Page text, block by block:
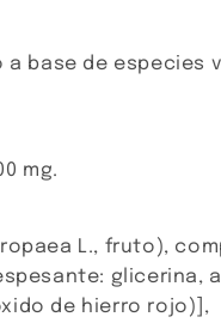
base de especies
mg.
L., fruto),
glicerina,
de hierro rojo)],